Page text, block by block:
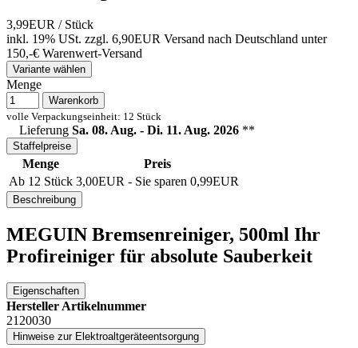
3,99EUR / Stück
inkl. 19% USt. zzgl. 6,90EUR Versand nach Deutschland unter
150,-€ Warenwert-Versand
Variante wählen
Menge
Warenkorb
volle Verpackungseinheit: 12 Stück
Lieferung Sa. 08. Aug. - Di. 11. Aug. 2026 **
Staffelpreise
Menge
Preis
Ab 12 Stück 3,00EUR - Sie sparen 0,99EUR
Beschreibung
MEGUIN Bremsenreiniger, 500ml Ihr
Profireiniger für absolute Sauberkeit
Eigenschaften
Hersteller Artikelnummer
2120030
Hinweise zur Elektroaltgeräteentsorgung